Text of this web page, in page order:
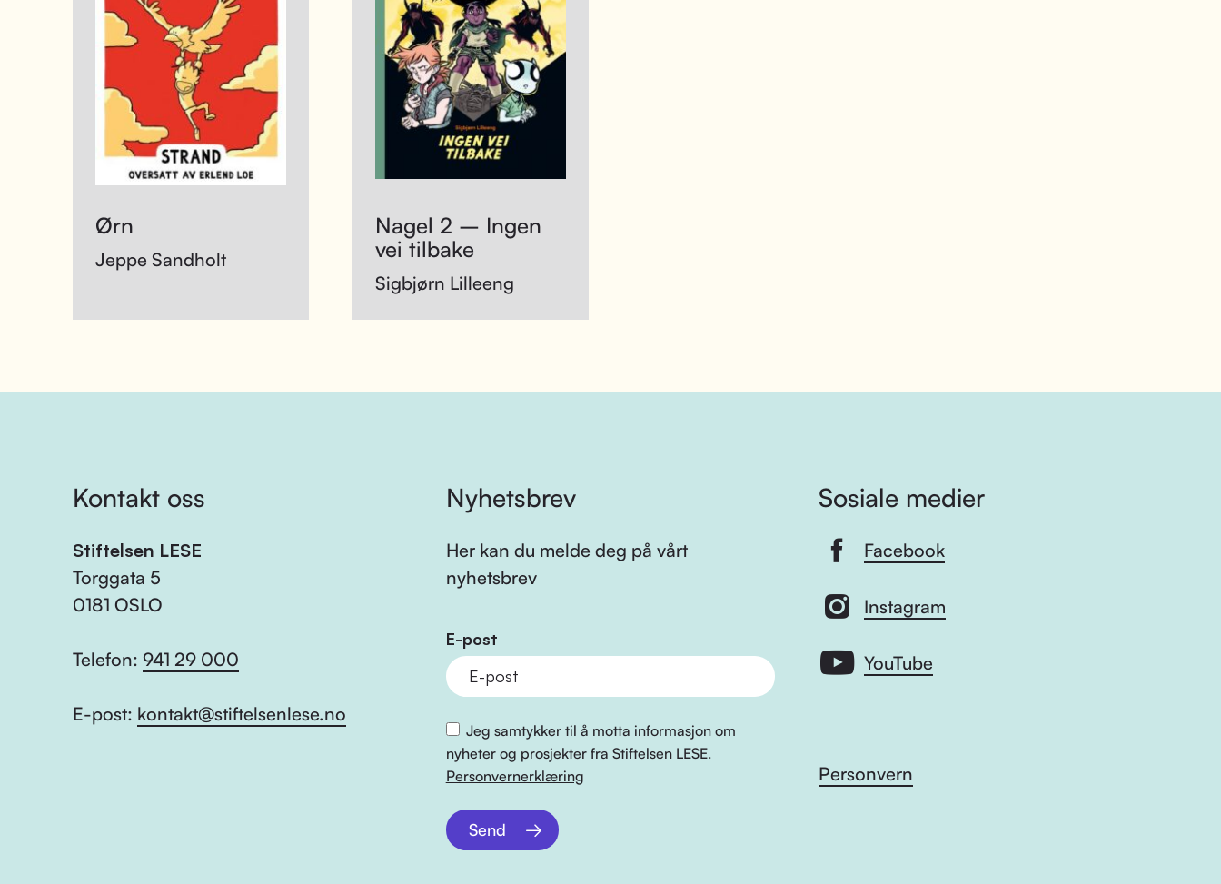
Ørn
Jeppe Sandholt
Nagel 2 – Ingen
vei tilbake
Sigbjørn Lilleeng
Kontakt oss
Stiftelsen LESE
Torggata 5
0181 OSLO
Telefon: 941 29 000
E-post: kontakt@stiftelsenlese.no
Nyhetsbrev
Her kan du melde deg på vårt
nyhetsbrev
E-post
Jeg samtykker til å motta informasjon om
nyheter og prosjekter fra Stiftelsen LESE.
Personvernerklæring
Send
Sosiale medier
Facebook
Instagram
YouTube
Personvern